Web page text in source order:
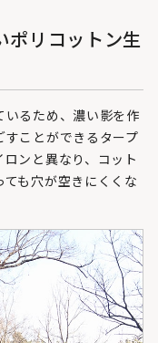
ポリコットン生
るため、濃い影を作
すことができるタープ
ンと異なり、コット
も穴が空きにくくな